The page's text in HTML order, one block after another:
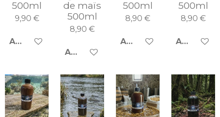
500ml
9,90 €
AJOUTER AU PANIER
de maïs
500ml
8,90 €
AJOUTER AU PANIER
500ml
8,90 €
AJOUTER AU PANIER
500ml
8,90 €
AJOUTER